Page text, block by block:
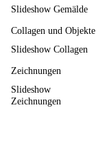
Slideshow Gemälde
Collagen und Objekte
Slideshow Collagen
Zeichnungen
Slideshow
Zeichnungen